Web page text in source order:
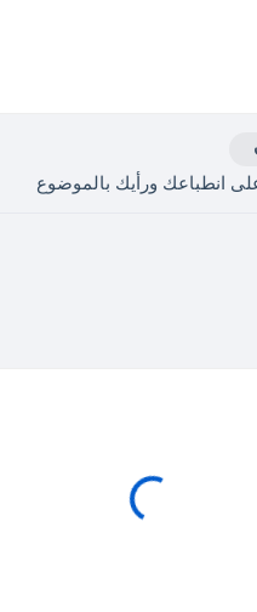
على انطباعك ورأيك بالموضوع